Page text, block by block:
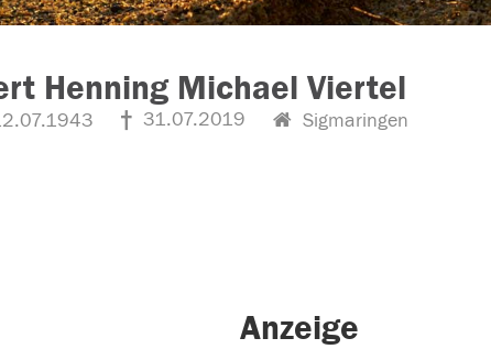
Henning Michael Viertel
31.07.2019 Sigmaringen
Anzeige